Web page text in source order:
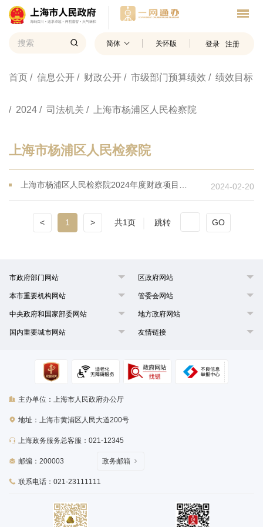
简体 关怀版 登录 注册
首页 / 信息公开 / 财政公开 / 市级部门预算绩效 / 绩效目标
/ 2024 / 司法机关 / 上海市杨浦区人民检察院
上海市杨浦区人民检察院
2024-02-20
< 1 > 共1页 跳转 GO
市政府部门网站 区政府网站
本市重要机构网站 管委会网站
中央政府和国家部委网站 地方政府网站
国内重要城市网站 友情链接
主办单位：上海市人民政府办公厅
地址：上海市黄浦区人民大道200号
上海政务服务总客服：021-12345
邮编：200003
联系电话：021-23111111
政务邮箱